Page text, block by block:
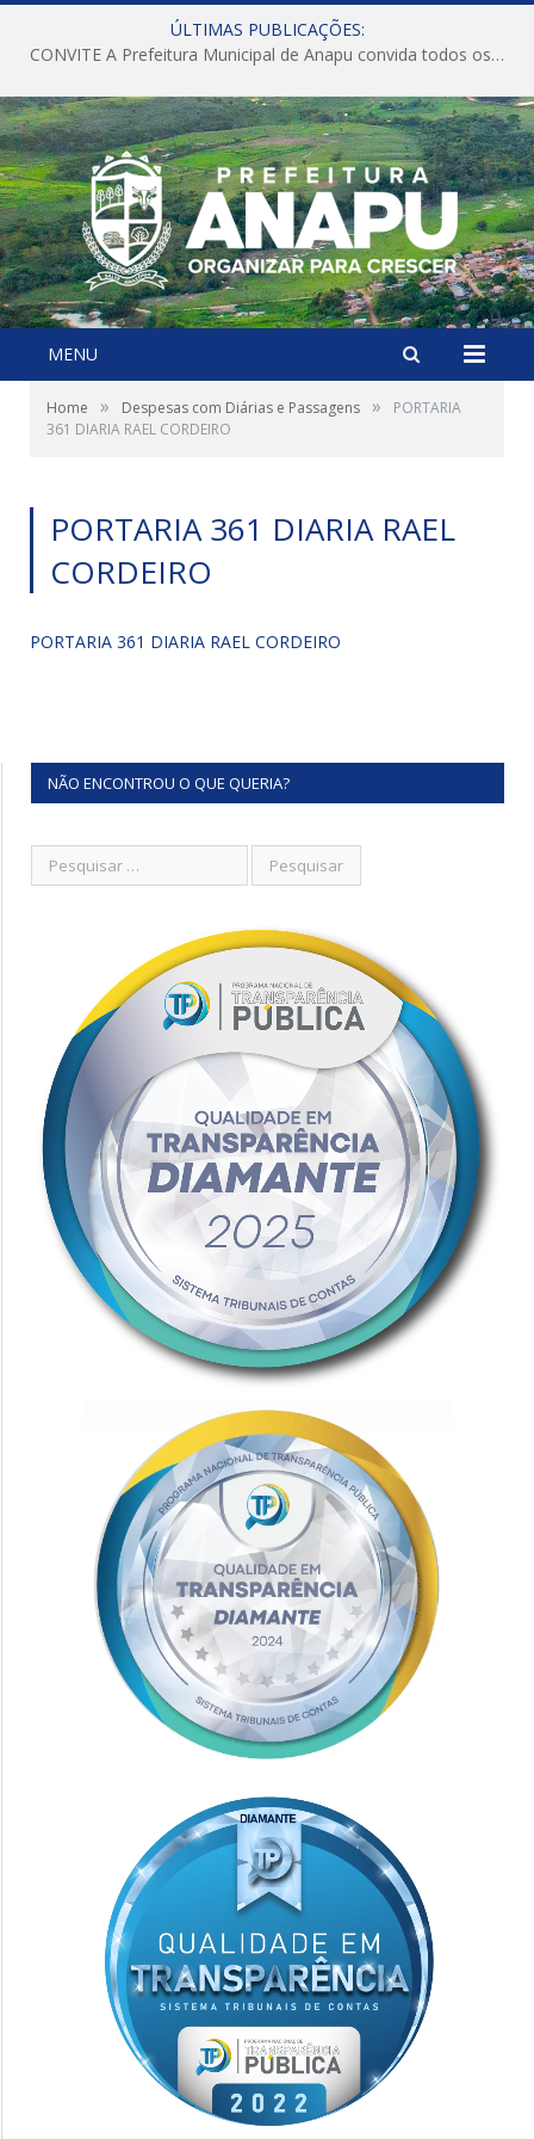
ÚLTIMAS PUBLICAÇÕES:
CONVITE A Prefeitura Municipal de Anapu convida todos os servidores públicos municipais para participarem da Audiência Pública de discussão da Lei de Diretrizes Orçamentárias (LDO), importante instrumento de planejamento das ações e investimentos da Administração Pública para o próximo exercício financeiro.
MENU
Home » Despesas com Diárias e Passagens »
PORTARIA
361 DIARIA RAEL CORDEIRO
PORTARIA 361 DIARIA RAEL
CORDEIRO
PORTARIA 361 DIARIA RAEL CORDEIRO
NÃO ENCONTROU O QUE QUERIA?